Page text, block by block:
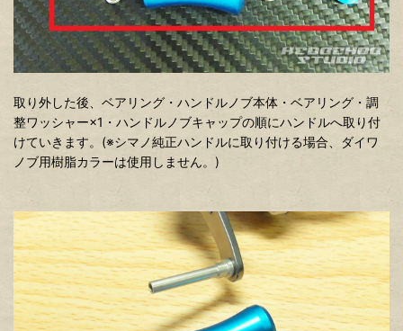
取り外した後、ベアリング・ハンドルノブ本体・ベアリング・調
整ワッシャー×1・ハンドルノブキャップの順にハンドルへ取り付
けていきます。(※シマノ純正ハンドルに取り付ける場合、ダイワ
ノブ用樹脂カラーは使用しません。)